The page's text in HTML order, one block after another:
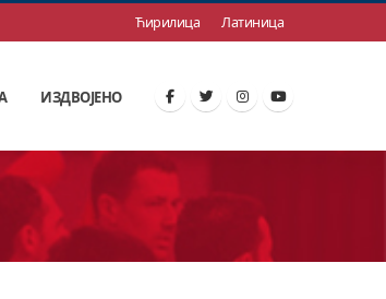
Ћирилица Латиница
ИЗДВОЈЕНО